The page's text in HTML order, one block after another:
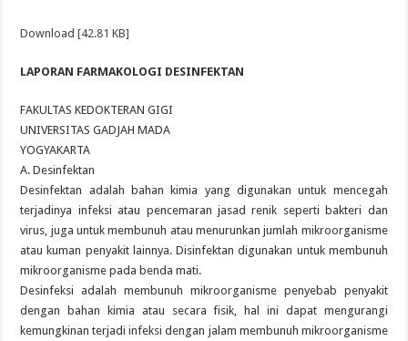
Download [42.81 KB]
LAPORAN FARMAKOLOGI DESINFEKTAN
FAKULTAS KEDOKTERAN GIGI
UNIVERSITAS GADJAH MADA
YOGYAKARTA
A. Desinfektan
Desinfektan adalah bahan kimia yang digunakan untuk mencegah
terjadinya infeksi atau pencemaran jasad renik seperti bakteri dan
virus, juga untuk membunuh atau menurunkan jumlah mikroorganisme
atau kuman penyakit lainnya. Disinfektan digunakan untuk membunuh
mikroorganisme pada benda mati.
Desinfeksi adalah membunuh mikroorganisme penyebab penyakit
dengan bahan kimia atau secara fisik, hal ini dapat mengurangi
kemungkinan terjadi infeksi dengan jalam membunuh mikroorganisme